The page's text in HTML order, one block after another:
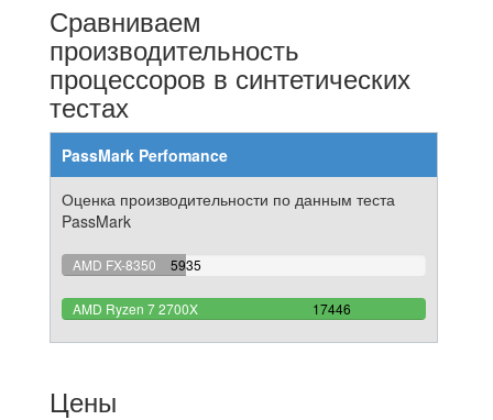
Сравниваем
производительность
процессоров в синтетических
тестах
PassMark Perfomance
Оценка производительности по данным теста
PassMark
AMD FX-8350 5935
34.019259429095%
AMD Ryzen 7 2700X
17446
100%
Цены